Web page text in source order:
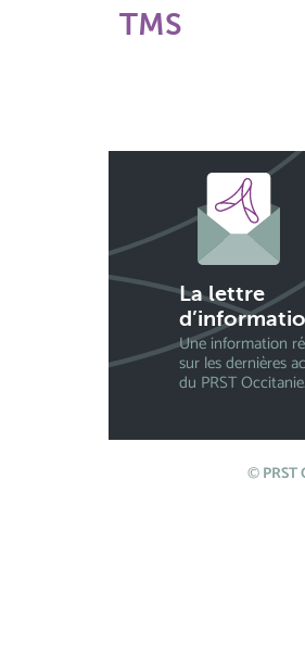
TMS
La lettre
Une information
sur les dernières
du PRST Occitanie.
©